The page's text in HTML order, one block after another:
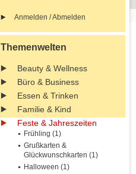
Anmelden / Abmelden
Themenwelten
Beauty & Wellness
Büro & Business
Essen & Trinken
Familie & Kind
Feste & Jahreszeiten
Frühling (1)
Grußkarten &
Glückwunschkarten (1)
Halloween (1)